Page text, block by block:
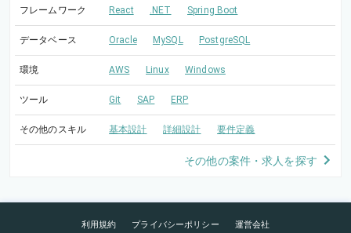
フレームワーク React .NET Spring Boot
データベース Oracle MySQL PostgreSQL
環境 AWS Linux Windows
ツール Git SAP ERP
その他のスキル 基本設計 詳細設計 要件定義
その他の案件・求人を探す
利用規約 プライバシーポリシー 運営会社